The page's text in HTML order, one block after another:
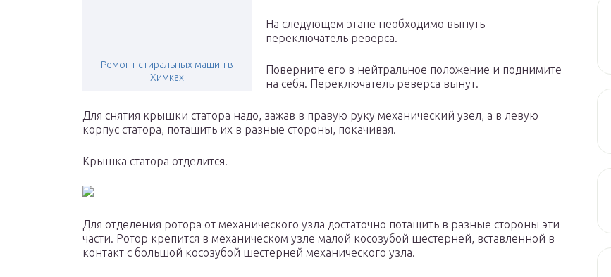
Ремонт стиральных машин в
Химках
На следующем этапе необходимо вынуть
переключатель реверса.
Поверните его в нейтральное положение и поднимите
на себя. Переключатель реверса вынут.
Для снятия крышки статора надо, зажав в правую руку механический узел, а в левую
корпус статора, потащить их в разные стороны, покачивая.
Крышка статора отделится.
Для отделения ротора от механического узла достаточно потащить в разные стороны эти
части. Ротор крепится в механическом узле малой косозубой шестерней, вставленной в
контакт с большой косозубой шестерней механического узла.